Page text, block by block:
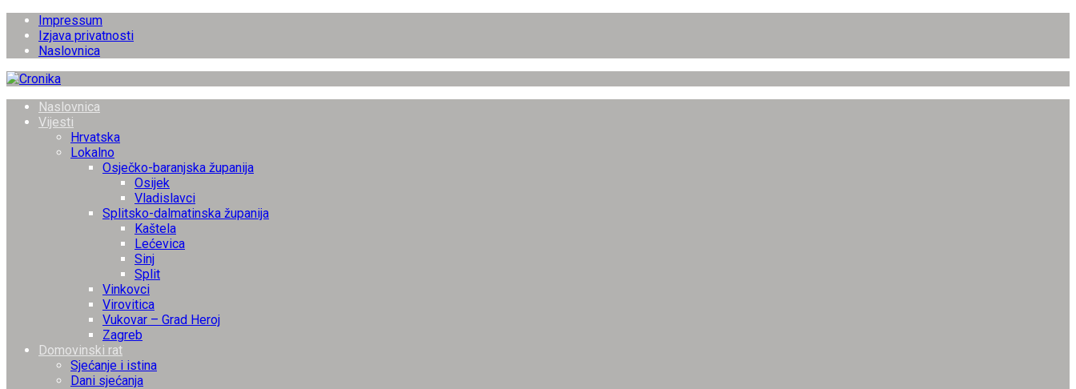
Impressum
Izjava privatnosti
Naslovnica
Naslovnica
Vijesti
Hrvatska
Lokalno
Osječko-baranjska županija
Osijek
Vladislavci
Splitsko-dalmatinska županija
Kaštela
Lećevica
Sinj
Split
Vinkovci
Virovitica
Vukovar – Grad Heroj
Zagreb
Domovinski rat
Sjećanje i istina
Dani sjećanja